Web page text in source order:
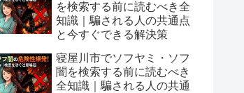
を検索する前に読むべき全
知識｜騙される人の共通点
と今すぐできる解決策
寝屋川市でソフヤミ・ソフ
闇を検索する前に読むべき
全知識｜騙される人の共通